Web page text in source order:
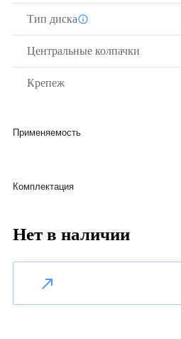
Тип диска
Центральные колпачки
Крепеж
Применяемость
Комплектация
Нет в наличии